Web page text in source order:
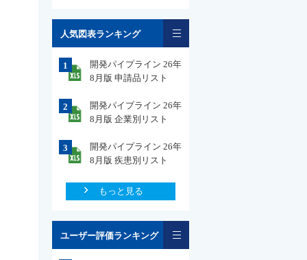
人気図表ランキング
1
開発パイプライン 26年
8月版 申請品リスト
2
開発パイプライン 26年
8月版 企業別リスト
3
開発パイプライン 26年
8月版 疾患別リスト
もっと見る
ユーザー評価ランキング